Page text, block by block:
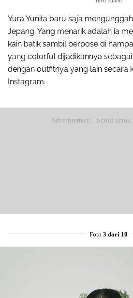
Yura Yunita baru saja
Jepang. Yang menarik adalah ia
kain batik sambil berpose di
yang colorful dijadikannya
dengan outfitnya yang lain secara
Instagram.
Advertisement - Scroll untuk
Foto 3 dari 10